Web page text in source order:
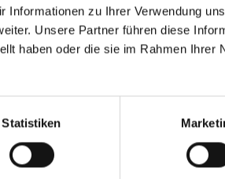
Informationen zu Ihrer Verwendung
Unsere Partner führen diese
haben oder die sie im Rahmen Ihrer
Statistiken
GmbH, Am Bullhamm 24-26, D-26441